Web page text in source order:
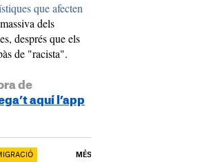
que afecten
dels
després que els
de "racista".
de
aquí l’app
MÉS